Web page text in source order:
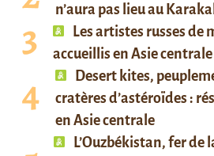
n’aura pas lieu au
Les artistes russes de
accueillis en Asie centrale
Desert kites,
cratères d’astéroïdes :
en Asie centrale
L’Ouzbékistan, fer de